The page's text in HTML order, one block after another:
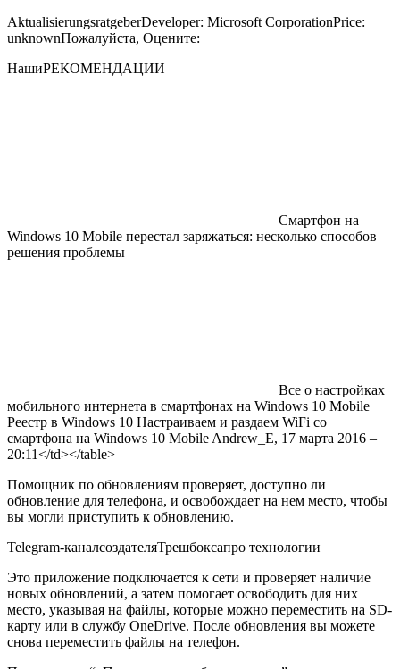
AktualisierungsratgeberDeveloper: ‪Microsoft Corporation‬Price:
unknownПожалуйста, Оцените:
НашиРЕКОМЕНДАЦИИ
Смартфон на
Windows 10 Mobile перестал заряжаться: несколько способов
решения проблемы
Все о настройках
мобильного интернета в смартфонах на Windows 10 Mobile
Реестр в Windows 10 Настраиваем и раздаем WiFi со
смартфона на Windows 10 Mobile Andrew_E, 17 марта 2016 –
20:11</td></table>
Помощник по обновлениям проверяет, доступно ли
обновление для телефона, и освобождает на нем место, чтобы
вы могли приступить к обновлению.
Telegram-каналсоздателяТрешбоксапро технологии
Это приложение подключается к сети и проверяет наличие
новых обновлений, а затем помогает освободить для них
место, указывая на файлы, которые можно переместить на SD-
карту или в службу OneDrive. После обновления вы можете
снова переместить файлы на телефон.